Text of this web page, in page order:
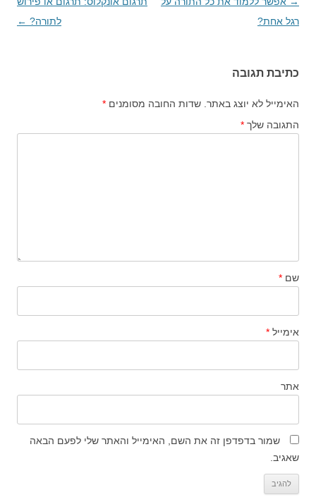
בפוסטים
רגל אחת?
לתורה? ←
כתיבת תגובה
האימייל לא יוצג באתר. שדות החובה מסומנים *
התגובה שלך *
שם *
אימייל *
אתר
שמור בדפדפן זה את השם, האימייל והאתר שלי לפעם הבאה
שאגיב.